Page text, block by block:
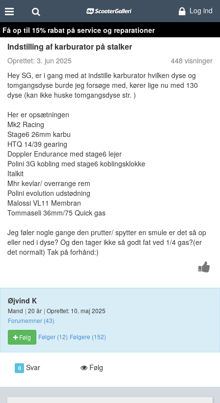
Log ind
Få op til 15% rabat på service og reparationer
Indstilling af karburator på stalker
Oprettet: 3. jun 2025
448 visninger
Hey SG, er i gang med at indstille karburator hvilken dyse og
tomgangsdyse burde jeg forsøge med, kører lige nu med 130
dyse (kan ikke huske tomgangsdyse str. )
Her er opsætningen
Mk2 Racing
Stage6 26mm karbu
HTQ 14/39 gearing
Doppler Endurance med stage6 lejer
Polini 3G kobling med stage6 koblingsklokke
Italkit
Mhr kevlar/ overrange rem
Polini evolution udstødning
Malossi VL11 Membran
Tommaseli 36mm/75 Quick gas
Jeg føler nogle gange den prutter/ spytter en smule er det så op
eller ned i dyse? Og den tager ikke så godt fat ved 1/4 gas?(er
det normalt) Tak på forhånd:)
Øjvind K
Mand | 20 år | Oprettet: 10. maj 2025
Forumemner (43)
Følg
Følger (12) Følgere (152)
0 Svar Følg